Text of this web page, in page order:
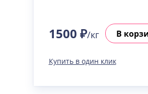
1500 ₽/кг В
Купить в один клик